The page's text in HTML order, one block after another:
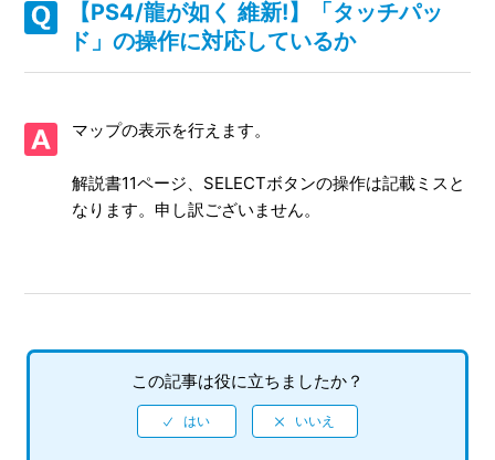
て、行えなくなるサブストーリーや天啓はあるか
【PS4/龍が如く 維新!】バトルダンジョンはどこからプレイ
できるか
【PS4/龍が如く 維新!】「遥」は登場するか
【PS4/龍が如く 維新!】トロフィー機能に対応しているのか
【PS4/龍が如く 維新!】「タッチパッ
ド」の操作に対応しているか
マップの表示を行えます。
解説書11ページ、SELECTボタンの操作は記載ミスと
なります。申し訳ございません。
この記事は役に立ちましたか？